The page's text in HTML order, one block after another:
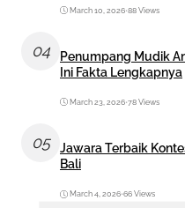
March 10, 2026•88 Views
04
Penumpang Mudik
Ini Fakta Lengkapnya
March 23, 2026•78 Views
05
Jawara Terbaik
Bali
March 4, 2026•66 Views